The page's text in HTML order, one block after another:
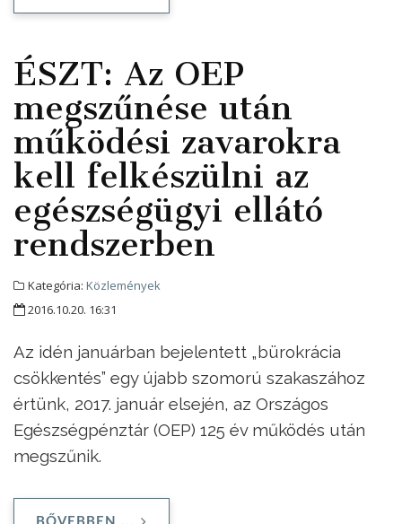
ÉSZT: Az OEP
megszűnése után
működési zavarokra
kell felkészülni az
egészségügyi ellátó
rendszerben
Kategória: Közlemények
2016.10.20. 16:31
Az idén januárban bejelentett „bürokrácia
csökkentés” egy újabb szomorú szakaszához
értünk, 2017. január elsején, az Országos
Egészségpénztár (OEP) 125 év működés után
megszűnik.